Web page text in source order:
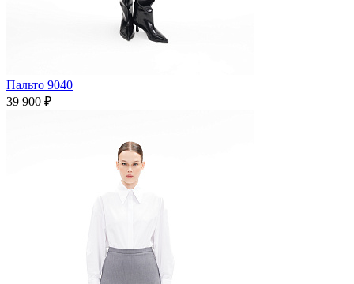
Пальто 9040
39 900 ₽